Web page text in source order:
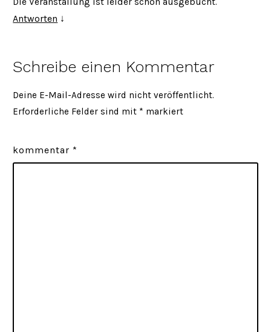
Antworten ↓
Schreibe einen Kommentar
Deine E-Mail-Adresse wird nicht veröffentlicht.
Erforderliche Felder sind mit * markiert
kommentar *